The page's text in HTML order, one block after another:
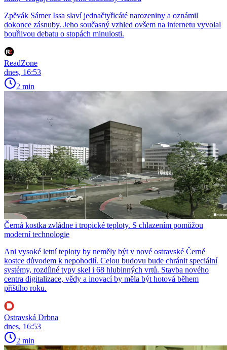
Zpěvák Sámer Issa slaví jednačtyřicáté narozeniny a oznámil
dokonce zásnuby. Jeho současný vzhled ovšem na internetu vyvolal
bouřlivou debatu o stopách minulosti.
ReadZone
dnes, 16:53
2 min
Černá kostka zvládne i tropické teploty. S chlazením pomůžou
moderní technologie
Ani vysoké letní teploty by neměly být v nové ostravské Černé
kostce důvodem k nepohodlí. Celou budovu bude chránit speciální
systémy, rozdílné typy skel i 68 hlubinných vrtů. Stavba nového
centra digitalizace, vědy a inovací by měla být hotová během
příštího roku.
Ostravská Drbna
dnes, 16:53
2 min